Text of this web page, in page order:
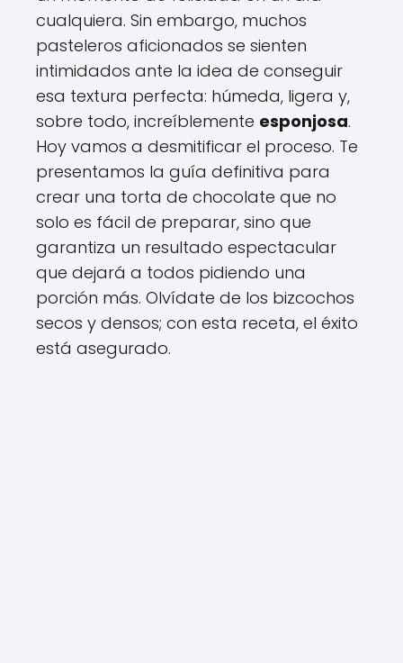
cualquiera. Sin embargo, muchos
pasteleros aficionados se sienten
intimidados ante la idea de conseguir
esa textura perfecta: húmeda, ligera y,
sobre todo, increíblemente esponjosa.
Hoy vamos a desmitificar el proceso. Te
presentamos la guía definitiva para
crear una torta de chocolate que no
solo es fácil de preparar, sino que
garantiza un resultado espectacular
que dejará a todos pidiendo una
porción más. Olvídate de los bizcochos
secos y densos; con esta receta, el éxito
está asegurado.